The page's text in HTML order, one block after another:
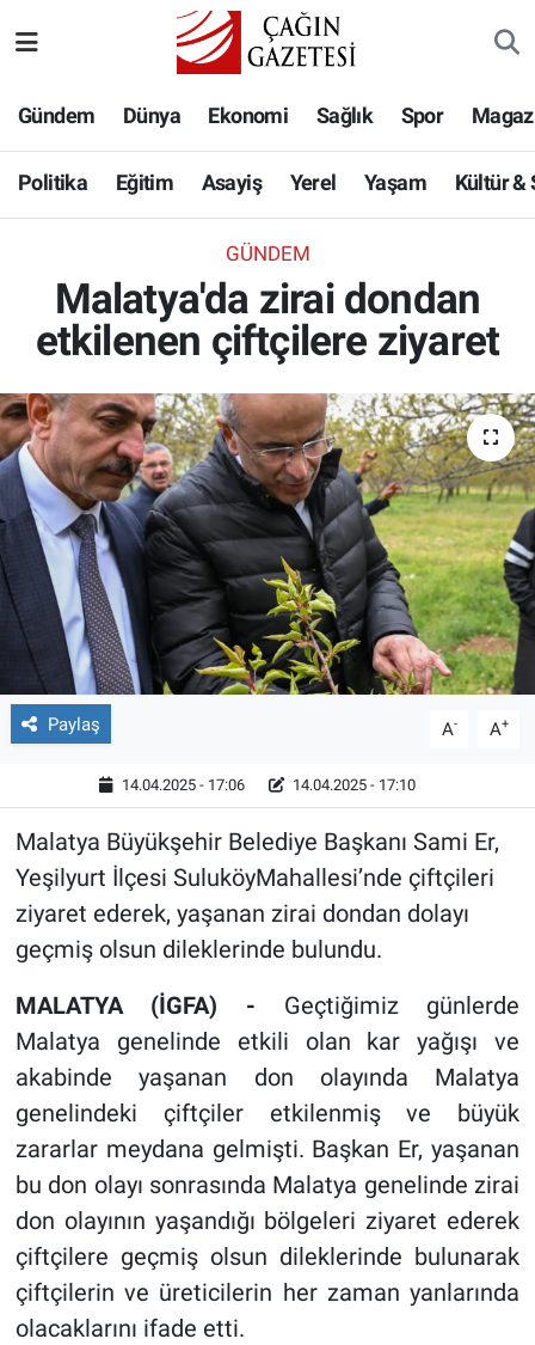
Gündem Dünya Ekonomi Sağlık Spor
Politika Eğitim Asayiş Yerel Yaşam Kültür &
GÜNDEM
Malatya'da zirai dondan
etkilenen çiftçilere ziyaret
Paylaş A- A+
14.04.2025 - 17:06 14.04.2025 - 17:10
Malatya Büyükşehir Belediye Başkanı Sami Er,
Yeşilyurt İlçesi SuluköyMahallesi’nde çiftçileri
ziyaret ederek, yaşanan zirai dondan dolayı
geçmiş olsun dileklerinde bulundu.
MALATYA (İGFA) - Geçtiğimiz günlerde
Malatya genelinde etkili olan kar yağışı ve
akabinde yaşanan don olayında Malatya
genelindeki çiftçiler etkilenmiş ve büyük
zararlar meydana gelmişti. Başkan Er, yaşanan
bu don olayı sonrasında Malatya genelinde zirai
don olayının yaşandığı bölgeleri ziyaret ederek
çiftçilere geçmiş olsun dileklerinde bulunarak
çiftçilerin ve üreticilerin her zaman yanlarında
olacaklarını ifade etti.
Eğitim
Asayiş
Yaşam
Kültür & Sanat
Bilim-Teknoloji
Köşe Yazıları
Röportaj
Video Galeri
Hava Durumu
Namaz Vakitleri
Süper Lig Puan Durumu ve Fikstür
Tüm Manşetler
Son Dakika Haberleri
Haber Arşivi